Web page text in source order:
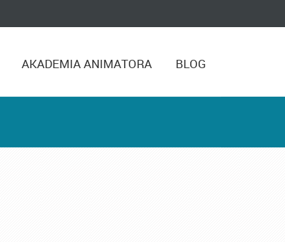
AKADEMIA ANIMATORA BLOG